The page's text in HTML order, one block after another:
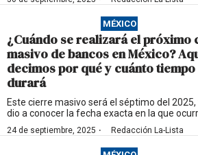
MÉXICO
¿Cuándo se realizará el próximo
masivo de bancos en México?
decimos por qué y cuánto tiempo
durará
Este cierre masivo será el séptimo del
dio a conocer la fecha exacta en la que
24 de septiembre, 2025 · Redacción La-Lista